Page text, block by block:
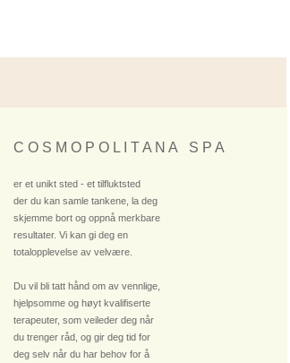
C O S M O P O L I T A N A S P A
er et unikt sted - et tilfluktsted
der du kan samle tankene, la deg
skjemme bort og oppnå merkbare
resultater. Vi kan gi deg en
totalopplevelse av velvære.
Du vil bli tatt hånd om av vennlige,
hjelpsomme og høyt kvalifiserte
terapeuter, som veileder deg når
du trenger råd, og gir deg tid for
deg selv når du har behov for å